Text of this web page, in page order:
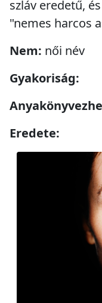
szláv eredetű,
"nemes harcos
Nem: női név
Gyakoriság:
Eredete: